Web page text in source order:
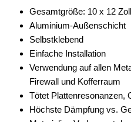
Lenkradadapter
Marderschutz
Multimediainterface
Parkscheiben
Radioadapter
Gesamtgröße: 10 x 12 Zoll
Aluminium-Außenschicht
Selbstklebend
Einfache Installation
Verwendung auf allen
Firewall und Kofferraum
Tötet Plattenresonanzen,
Höchste Dämpfung vs.